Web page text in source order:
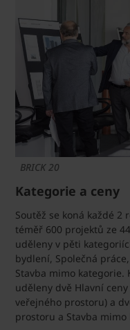
BRICK 20
Kategorie a ceny
Soutěž se koná každé 2
téměř 600 projektů ze
uděleny v pěti
bydlení, Společná
Stavba mimo kategorie.
uděleny dvě Hlavní
veřejného prostoru) a
prostoru a Stavba mimo